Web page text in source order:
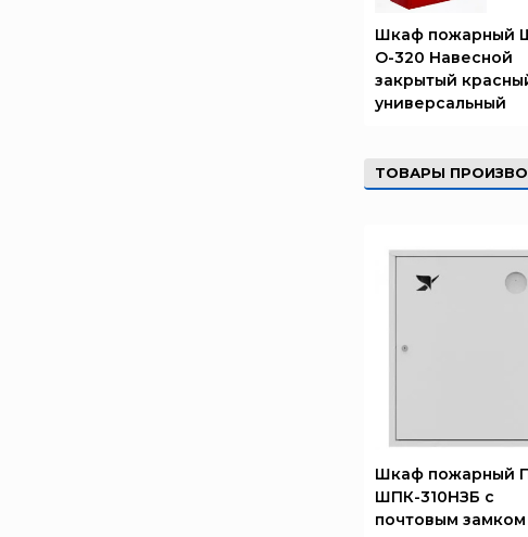
Шкаф пожарный
О-320 Навесной
закрытый
универсальный
ТОВАРЫ
Шкаф пожарный
ШПК-310НЗБ с
почтовым замком